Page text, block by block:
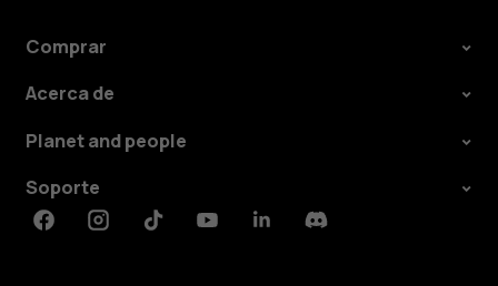
Comprar
Acerca de
Planet and people
Soporte
FacebookInstagramTiktokYoutubeLinkedinDiscord